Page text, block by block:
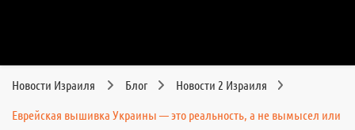
Новости Израиля Блог Новости 2 Израиля
Еврейская вышивка Украины — это реальность, а не вымысел или